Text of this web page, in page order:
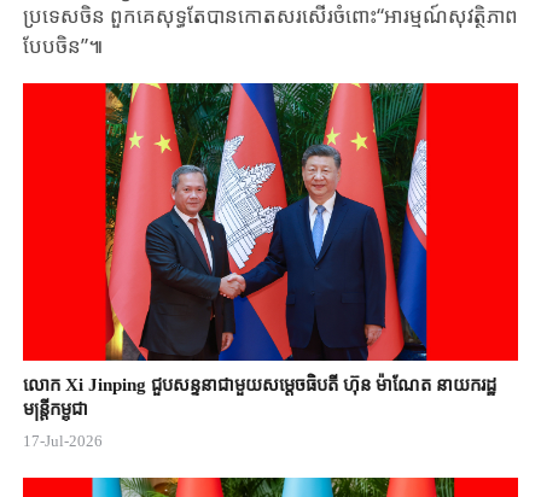
ប្រទេសចិន ​ពួកគេសុទ្ធតែបានកោតសរសើរ​ចំពោះ“អារម្មណ៍សុវត្ថិភាព
បែបចិន”៕
លោក Xi Jinping ជួបសន្ទនាជាមួយសម្តេចធិបតី ហ៊ុន ម៉ាណែត នាយករដ្ឋ
មន្ត្រីកម្ពុជា
17-Jul-2026